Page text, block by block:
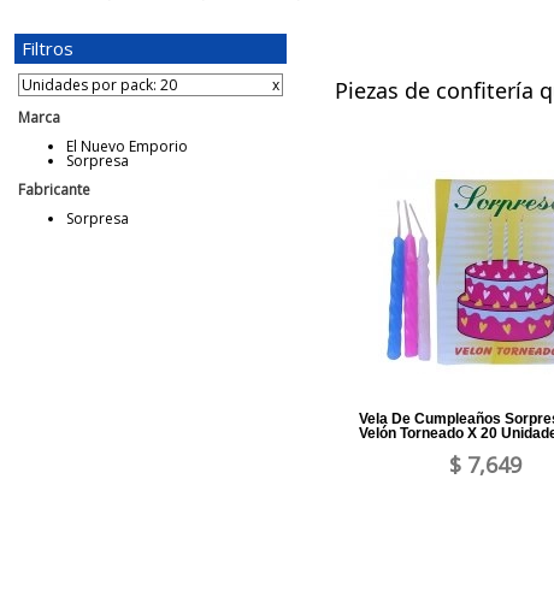
Filtros
Unidades por pack: 20
x
Marca
El Nuevo Emporio
Sorpresa
Fabricante
Sorpresa
Piezas de confitería
Vela De Cumpleaños
Velón Torneado X 20
$ 7,649